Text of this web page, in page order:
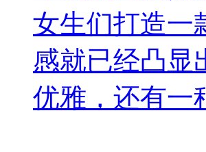
女生们打造一
感就已经凸显
优雅，还有一